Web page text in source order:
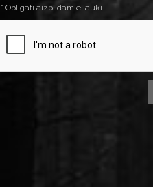
* Obligāti aizpildāmie lauki